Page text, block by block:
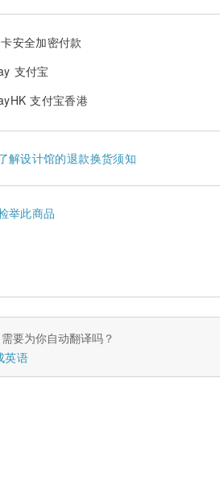
安全加密付款
支付宝
支付宝香港
解设计馆的退款换货须知
举此商品
要为你自动翻译吗？
英语